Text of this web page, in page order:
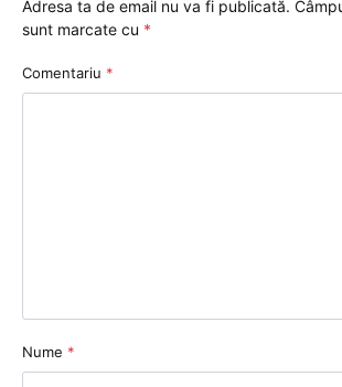
Adresa ta de email nu va fi publicată.
sunt marcate cu *
Comentariu *
Nume *